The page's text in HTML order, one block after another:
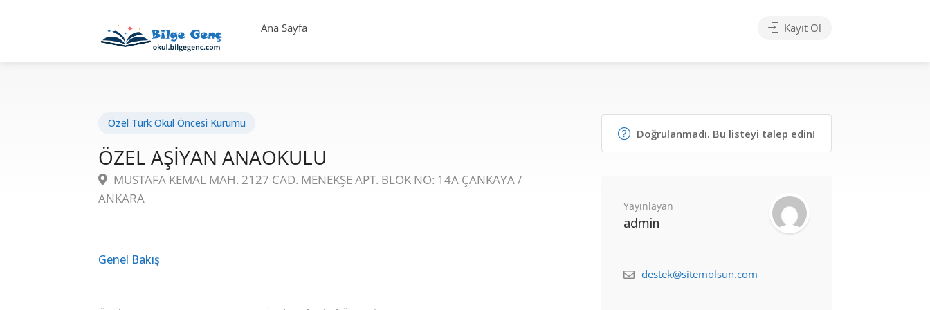
Ana Sayfa Kayıt Ol
Özel Türk Okul Öncesi Kurumu
ÖZEL AŞİYAN ANAOKULU
MUSTAFA KEMAL MAH. 2127 CAD. MENEKŞE APT. BLOK NO: 14A ÇANKAYA /
ANKARA
Genel Bakış
Doğrulanmadı. Bu listeyi talep edin!
Yayınlayan
admin
destek@sitemolsun.com